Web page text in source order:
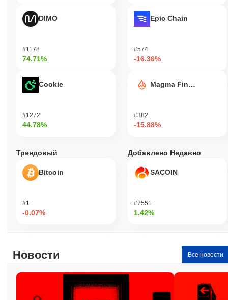
DIMO
#1178
74.71%
Cookie
#1272
44.78%
Epic Chain
#574
-16.36%
Magma Finance
#382
-15.88%
Трендовый
Bitcoin
#1
-0.07%
Добавлено Недавно
SACOIN
#7551
1.42%
Новости Все новости